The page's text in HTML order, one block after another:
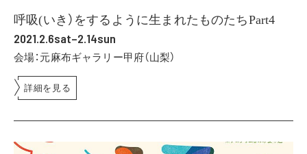
呼吸(いき）をするように生まれたものたちPart4
2021.2.6sat–2.14sun
会場：元麻布ギャラリー甲府（山梨）
詳細を見る